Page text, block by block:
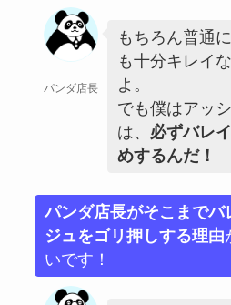
パンダ店長
もちろん普通
も十分キレイ
よ。
でも僕はアッ
は、 必ずバレ
めするんだ！
パンダ店長がそこまでバ
ジュをゴリ押しする理由
いです！